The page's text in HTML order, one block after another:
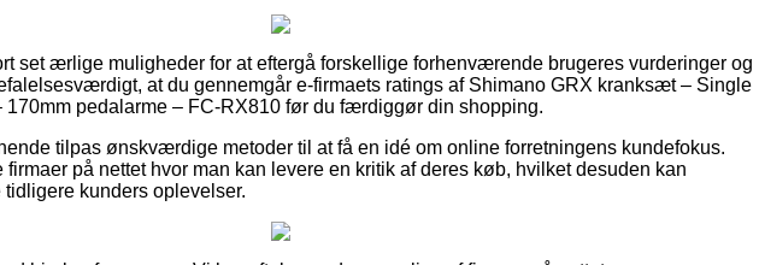
set ærlige muligheder for at eftergå forskellige forhenværende brugeres vurderinger og
at du gennemgår e-firmaets ratings af Shimano GRX kranksæt – Single
170mm pedalarme – FC-RX810 før du færdiggør din shopping.
tilpas ønskværdige metoder til at få en idé om online forretningens kundefokus.
firmaer på nettet hvor man kan levere en kritik af deres køb, hvilket desuden kan
kunders oplevelser.